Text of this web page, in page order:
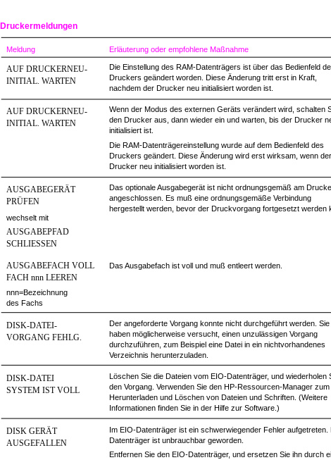
Druckermeldungen
Meldung Erläuterung oder empfohlene Maßnahme
AUF DRUCKERNEU-
INITIAL. WARTEN
Die Einstellung des RAM-Datenträgers ist über das Bedienfeld
Druckers geändert worden. Diese Änderung tritt erst in Kraft,
nachdem der Drucker neu initialisiert worden ist.
AUF DRUCKERNEU-
INITIAL. WARTEN
Wenn der Modus des externen Geräts verändert wird, schalten
den Drucker aus, dann wieder ein und warten, bis der Drucker
initialisiert ist.
Die RAM-Datenträgereinstellung wurde auf dem Bedienfeld des
Druckers geändert. Diese Änderung wird erst wirksam, wenn der
Drucker neu initialisiert worden ist.
AUSGABEGERÄT
PRÜFEN
wechselt mit
AUSGABEPFAD
SCHLIESSEN
Das optionale Ausgabegerät ist nicht ordnungsgemäß am
angeschlossen. Es muß eine ordnungsgemäße Verbindung
hergestellt werden, bevor der Druckvorgang fortgesetzt werden
AUSGABEFACH VOLL
FACH nnn LEEREN
nnn=Bezeichnung
des Fachs
Das Ausgabefach ist voll und muß entleert werden.
DISK-DATEI-
VORGANG FEHLG.
Der angeforderte Vorgang konnte nicht durchgeführt werden. Sie
haben möglicherweise versucht, einen unzulässigen Vorgang
durchzuführen, zum Beispiel eine Datei in ein nichtvorhandenes
Verzeichnis herunterzuladen.
DISK-DATEI
SYSTEM IST VOLL
Löschen Sie die Dateien vom EIO-Datenträger, und wiederholen
den Vorgang. Verwenden Sie den HP-Ressourcen-Manager zum
Herunterladen und Löschen von Dateien und Schriften. (Weitere
Informationen finden Sie in der Hilfe zur Software.)
DISK GERÄT
AUSGEFALLEN
Im EIO-Datenträger ist ein schwerwiegender Fehler aufgetreten.
Datenträger ist unbrauchbar geworden.
Entfernen Sie den EIO-Datenträger, und ersetzen Sie ihn durch